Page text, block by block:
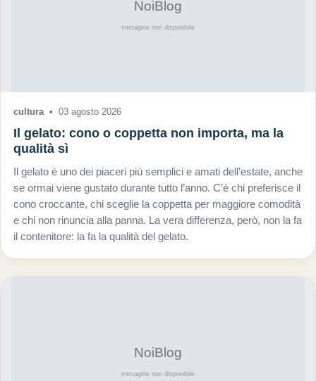
cultura • 03 agosto 2026
Il gelato: cono o coppetta non importa, ma la
qualità sì
Il gelato è uno dei piaceri più semplici e amati dell’estate, anche
se ormai viene gustato durante tutto l’anno. C’è chi preferisce il
cono croccante, chi sceglie la coppetta per maggiore comodità
e chi non rinuncia alla panna. La vera differenza, però, non la fa
il contenitore: la fa la qualità del gelato.